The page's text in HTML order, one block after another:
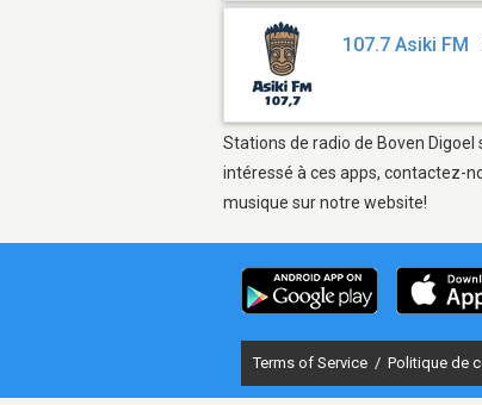
107.7 Asiki FM
Stations de radio de Boven
intéressé à ces apps, contactez-
musique sur notre website!
Terms of Service / Politique de